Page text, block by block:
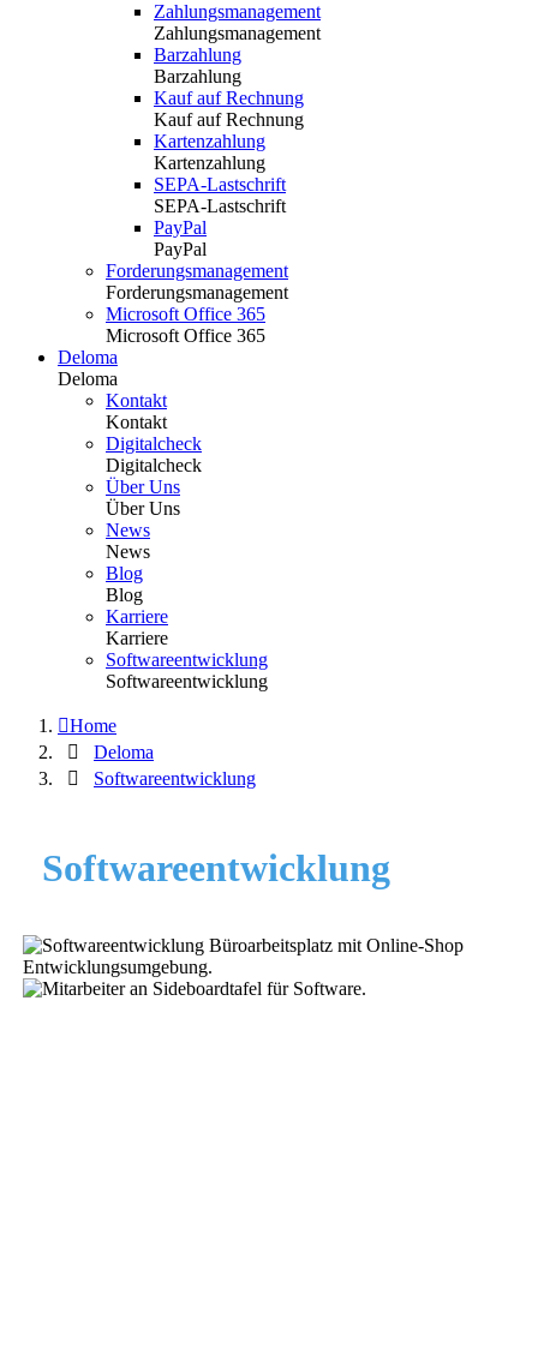
Zahlungsmanagement
Zahlungsmanagement
Barzahlung
Barzahlung
Kauf auf Rechnung
Kauf auf Rechnung
Kartenzahlung
Kartenzahlung
SEPA-Lastschrift
SEPA-Lastschrift
PayPal
PayPal
Forderungsmanagement
Forderungsmanagement
Microsoft Office 365
Microsoft Office 365
Deloma
Deloma
Kontakt
Kontakt
Digitalcheck
Digitalcheck
Über Uns
Über Uns
News
News
Blog
Blog
Karriere
Karriere
Softwareentwicklung
Softwareentwicklung
Home
Deloma
Softwareentwicklung
Softwareentwicklung